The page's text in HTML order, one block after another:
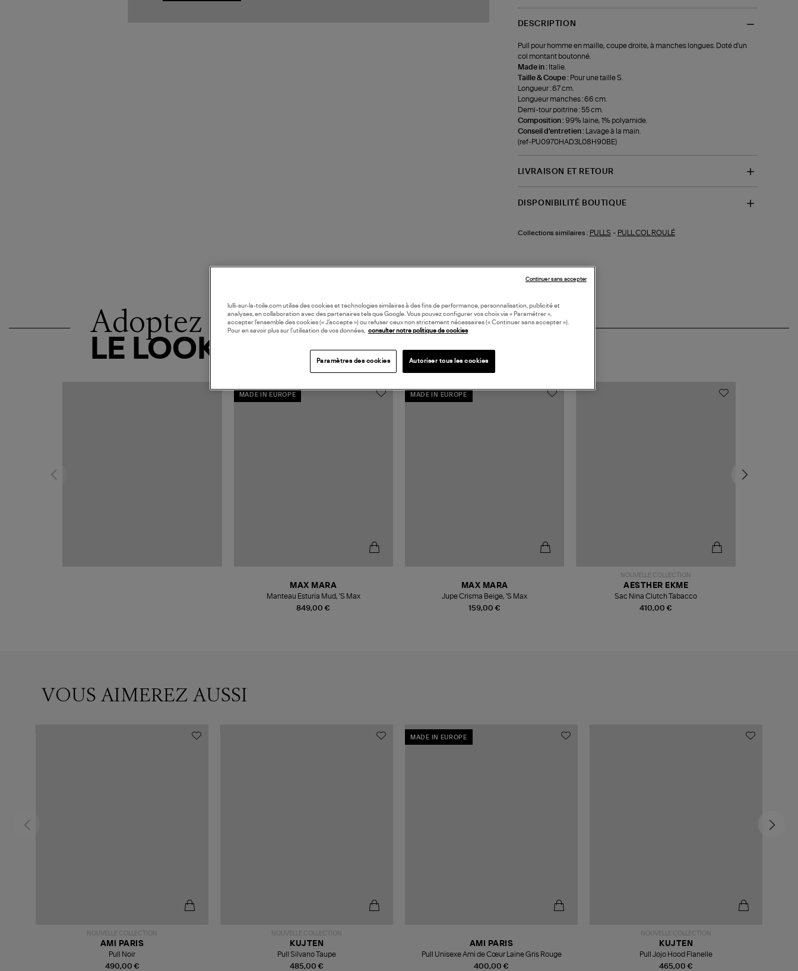
DESCRIPTION
Pull pour homme en maille, coupe droite, à manches longues. Doté d'un
col montant boutonné.
Made in : Italie.
Taille & Coupe : Pour une taille S.
Longueur : 67 cm.
Longueur manches : 66 cm.
Demi-tour poitrine : 55 cm.
Composition : 99% laine, 1% polyamide.
Conseil d'entretien :
Lavage à la main.
(ref-PU0970HAD3L08H90BE)
LIVRAISON ET RETOUR
DISPONIBILITÉ BOUTIQUE
Collections similaires : PULLS - PULL COL ROULÉ
Adoptez
LE LOOK
MADE IN EUROPE
849,00 €
MAX MARA
Manteau Esturia Mud, 'S Max
MADE IN EUROPE
159,00 €
MAX MARA
Jupe Crisma Beige, 'S Max
NOUVELLE COLLECTION
410,00 €
AESTHER EKME
Sac Nina Clutch Tabacco
VOUS AIMEREZ AUSSI
NOUVELLE COLLECTION
490,00 €
AMI PARIS
Pull Noir
NOUVELLE COLLECTION
485,00 €
KUJTEN
Pull Silvano Taupe
MADE IN EUROPE
400,00 €
AMI PARIS
Pull Unisexe Ami de Cœur Laine Gris Rouge
NOUVELLE COLLECTION
465,00 €
KUJTEN
Pull Jojo Hood Flanelle
lulli-sur-la-toile.com utilise des cookies et technologies similaires à des fins de performance, personnalisation, publicité et
analyses, en collaboration avec des partenaires tels que Google. Vous pouvez configurer vos choix via « Paramétrer »,
accepter l’ensemble des cookies (« J’accepte ») ou refuser ceux non strictement nécessaires (« Continuer sans accepter »).
Pour en savoir plus sur l’utilisation de vos données, consulter notre politique de cookies
Paramètres des cookies Autoriser tous les cookies
Continuer sans accepter